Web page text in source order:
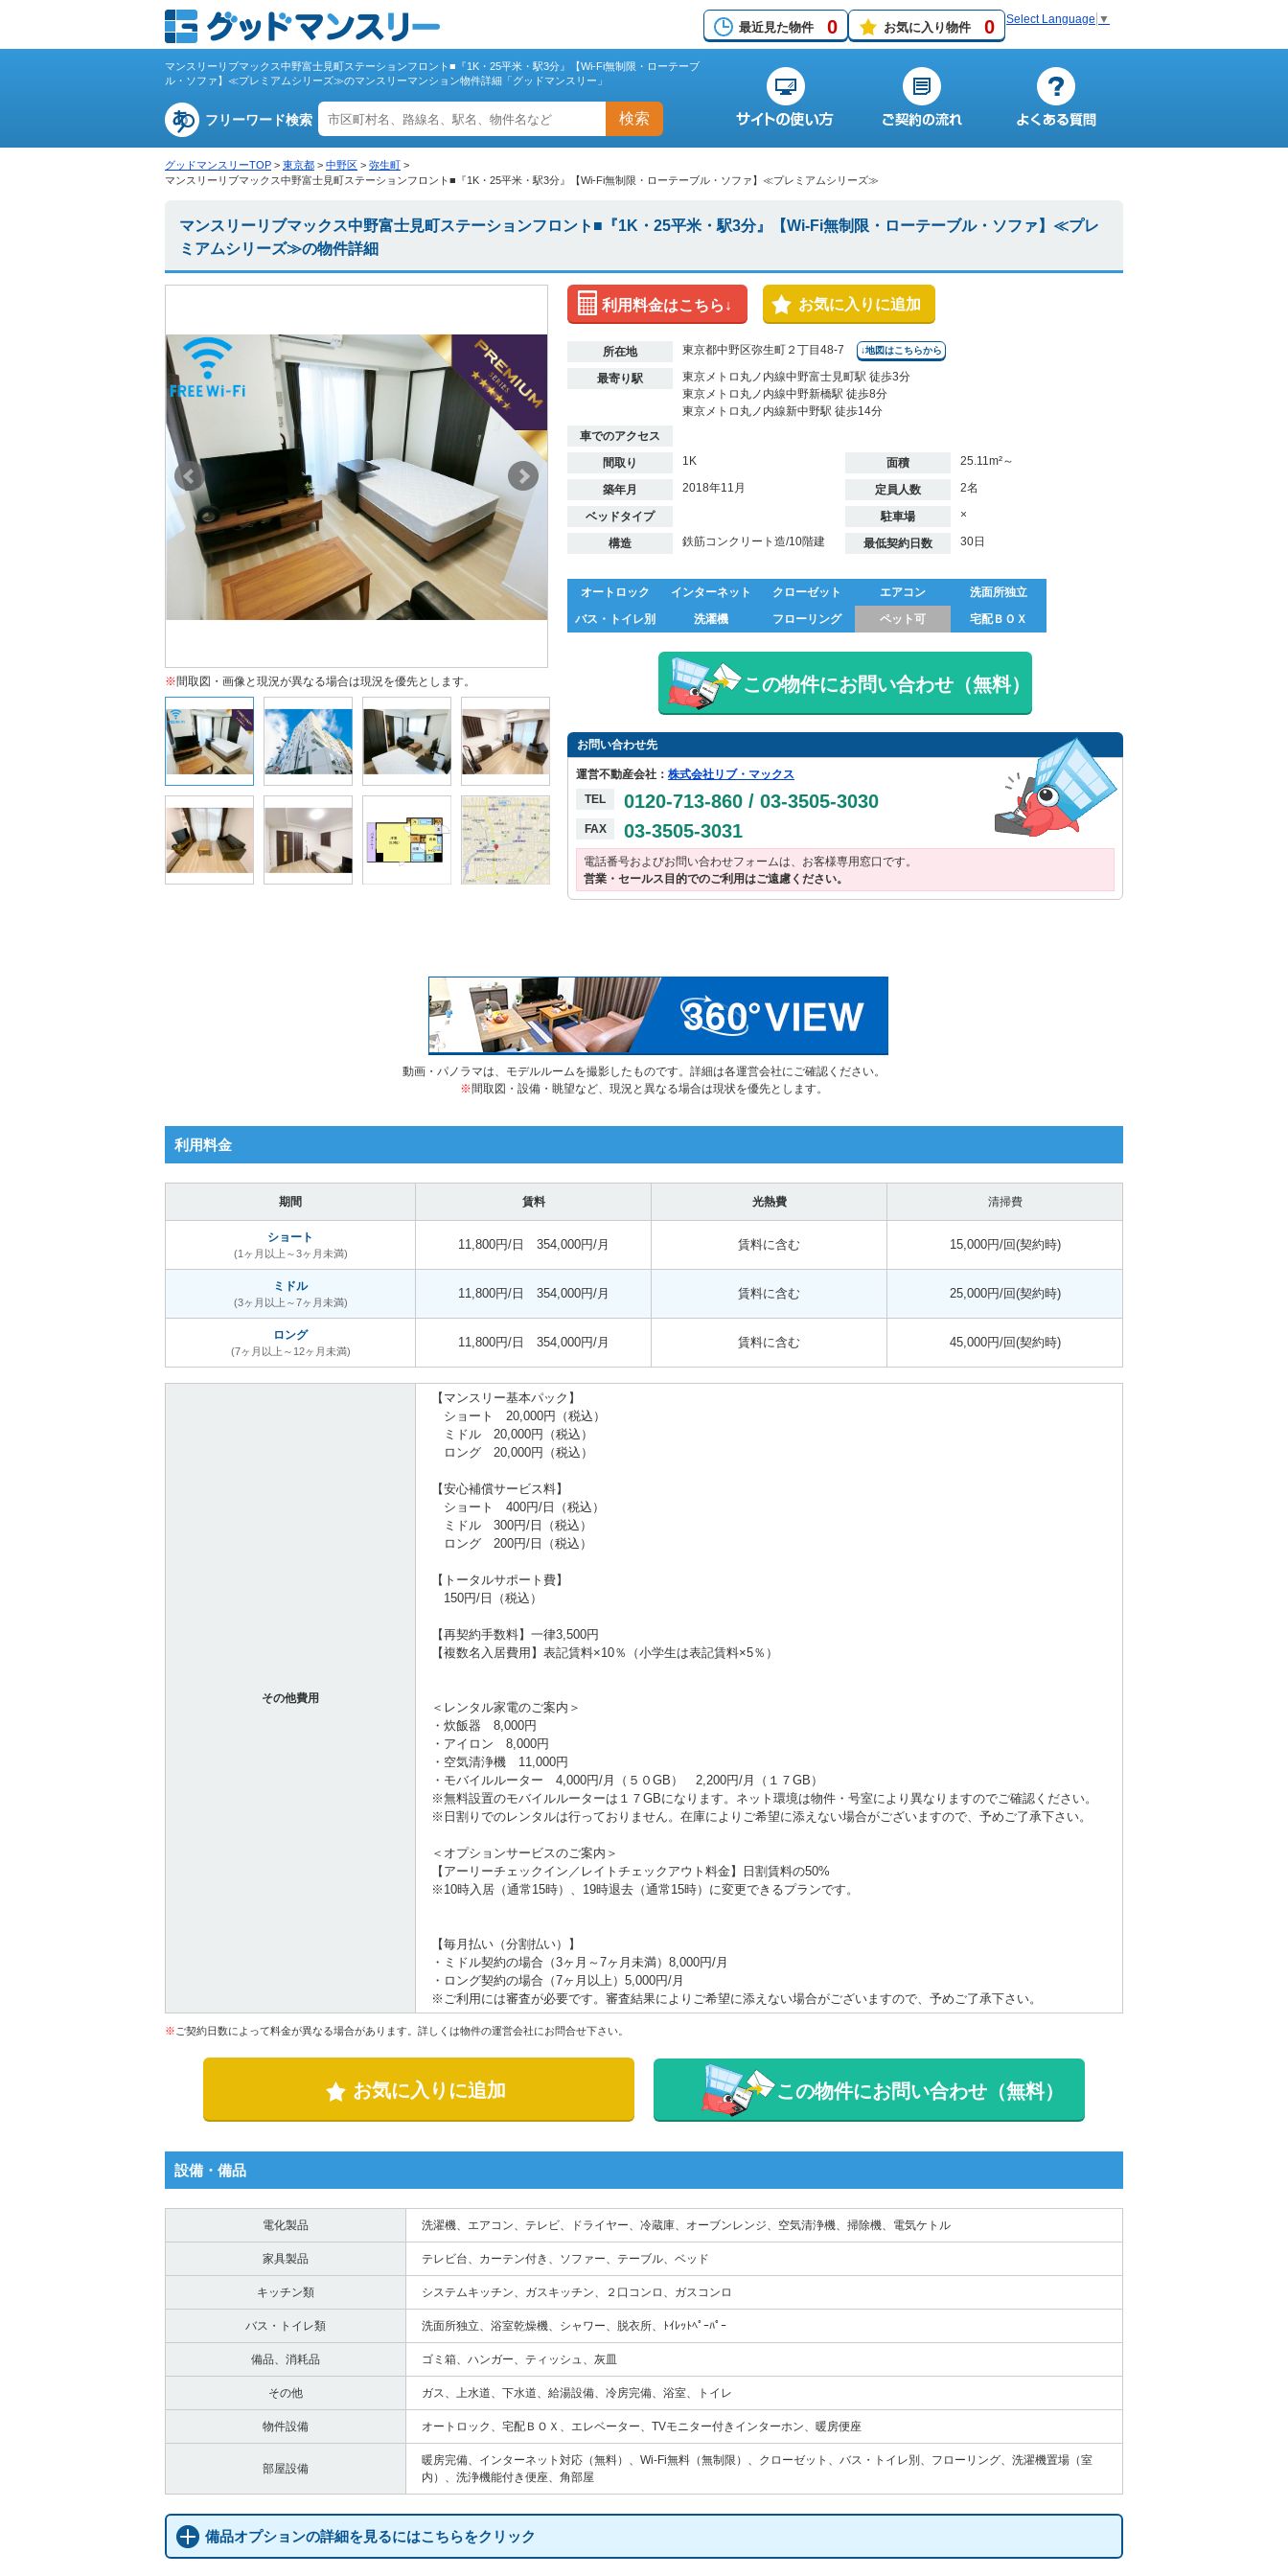
最近見た物件 0 お気に入り物件 0 Select Language ▼
マンスリーリブマックス中野富士見町ステーションフロント■『1K・25平米・駅3分』【Wi-Fi無制限・ローテーブ
ル・ソファ】≪プレミアムシリーズ≫のマンスリーマンション物件詳細「グッドマンスリー」
フリーワード検索 検索
グッドマンスリーTOP > 東京都 > 中野区 > 弥生町 >
マンスリーリブマックス中野富士見町ステーションフロント■『1K・25平米・駅3分』【Wi-Fi無制限・ローテーブル・ソファ】≪プレミアムシリーズ≫
マンスリーリブマックス中野富士見町ステーションフロント■『1K・25平米・駅3分』【Wi-Fi無制限・ローテーブル・ソファ】≪プレ
ミアムシリーズ≫の物件詳細
※間取図・画像と現況が異なる場合は現況を優先とします。
利用料金はこちら↓ お気に入りに追加
所在地 東京都中野区弥生町２丁目48-7 ↓地図はこちらから
最寄り駅
東京メトロ丸ノ内線中野富士見町駅 徒歩3分
東京メトロ丸ノ内線中野新橋駅 徒歩8分
東京メトロ丸ノ内線新中野駅 徒歩14分
車でのアクセス
間取り
1K 面積 25.11m²～
築年月 2018年11月 定員人数 2名
ベッドタイプ 駐車場 ×
構造 鉄筋コンクリート造/10階建 最低契約日数 30日
オートロック インターネット クローゼット エアコン
洗面所独立
バス・トイレ別
洗濯機 フローリング ペット可 宅配ＢＯＸ
この物件にお問い合わせ（無料）
お問い合わせ先
運営不動産会社： 株式会社リブ・マックス
TEL
0120-713-860 / 03-3505-3030
FAX 03-3505-3031
電話番号およびお問い合わせフォームは、お客様専用窓口です。
営業・セールス目的でのご利用はご遠慮ください。
動画・パノラマは、モデルルームを撮影したものです。詳細は各運営会社にご確認ください。
※間取図・設備・眺望など、現況と異なる場合は現状を優先とします。
利用料金
期間 賃料 光熱費 清掃費
ショート
(1ヶ月以上～3ヶ月未満)
11,800円/日 354,000円/月 賃料に含む 15,000円/回(契約時)
ミドル
(3ヶ月以上～7ヶ月未満)
11,800円/日 354,000円/月 賃料に含む 25,000円/回(契約時)
ロング
(7ヶ月以上～12ヶ月未満)
11,800円/日 354,000円/月 賃料に含む 45,000円/回(契約時)
その他費用
【マンスリー基本パック】
ショート 20,000円（税込）
ミドル 20,000円（税込）
ロング 20,000円（税込）
【安心補償サービス料】
ショート 400円/日（税込）
ミドル 300円/日（税込）
ロング 200円/日（税込）
【トータルサポート費】
150円/日（税込）
【再契約手数料】一律3,500円
【複数名入居費用】表記賃料×10％（小学生は表記賃料×5％）
＜レンタル家電のご案内＞
・炊飯器 8,000円
・アイロン 8,000円
・空気清浄機 11,000円
・モバイルルーター 4,000円/月（５０GB） 2,200円/月（１７GB）
※無料設置のモバイルルーターは１７GBになります。ネット環境は物件・号室により異なりますのでご確認ください。
※日割りでのレンタルは行っておりません。在庫によりご希望に添えない場合がございますので、予めご了承下さい。
＜オプションサービスのご案内＞
【アーリーチェックイン／レイトチェックアウト料金】日割賃料の50%
※10時入居（通常15時）、19時退去（通常15時）に変更できるプランです。
【毎月払い（分割払い）】
・ミドル契約の場合（3ヶ月～7ヶ月未満）8,000円/月
・ロング契約の場合（7ヶ月以上）5,000円/月
※ご利用には審査が必要です。審査結果によりご希望に添えない場合がございますので、予めご了承下さい。
※ ご契約日数によって料金が異なる場合があります。詳しくは物件の運営会社にお問合せ下さい。
お気に入りに追加 この物件にお問い合わせ（無料）
設備・備品
電化製品 洗濯機、エアコン、テレビ、ドライヤー、冷蔵庫、オーブンレンジ、空気清浄機、掃除機、電気ケトル
家具製品 テレビ台、カーテン付き、ソファー、テーブル、ベッド
キッチン類 システムキッチン、ガスキッチン、２口コンロ、ガスコンロ
バス・トイレ類 洗面所独立、浴室乾燥機、シャワー、脱衣所、ﾄｲﾚｯﾄﾍﾟｰﾊﾟｰ
備品、消耗品 ゴミ箱、ハンガー、ティッシュ、灰皿
その他 ガス、上水道、下水道、給湯設備、冷房完備、浴室、トイレ
物件設備 オートロック、宅配ＢＯＸ、エレベーター、TVモニター付きインターホン、暖房便座
部屋設備
暖房完備、インターネット対応（無料）、Wi-Fi無料（無制限）、クローゼット、バス・トイレ別、フローリング、洗濯機置場（室
内）、洗浄機能付き便座、角部屋
備品オプションの詳細を見るにはこちらをクリック